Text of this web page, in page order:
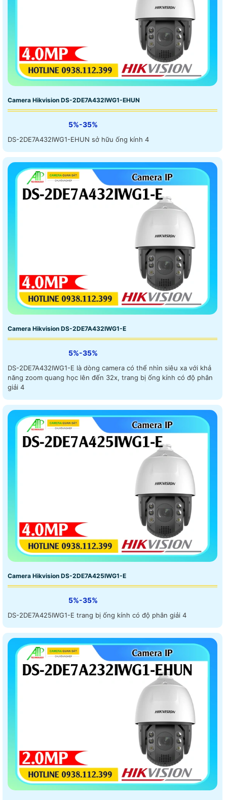
Camera Hikvision DS-2DE7A432IWG1-EHUN
5%-35%
DS-2DE7A432IWG1-EHUN sở hữu ống kính 4
Camera Hikvision DS-2DE7A432IWG1-E
5%-35%
DS-2DE7A432IWG1-E là dòng camera có thể nhìn siêu xa với khả
năng zoom quang học lên đến 32x, trang bị ống kính có độ phân
giải 4
Camera Hikvision DS-2DE7A425IWG1-E
5%-35%
DS-2DE7A425IWG1-E trang bị ống kính có độ phân giải 4